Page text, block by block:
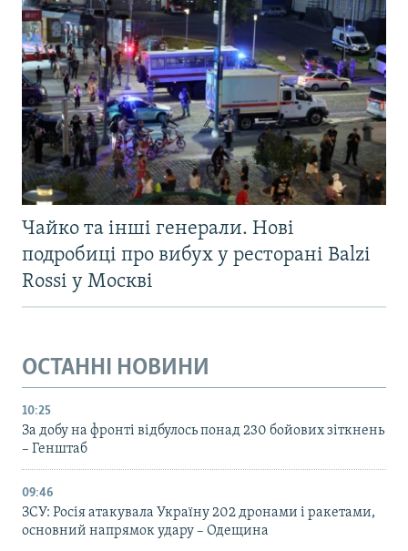
Чайко та інші генерали. Нові
подробиці про вибух у ресторані Balzi
Rossi у Москві
ОСТАННІ НОВИНИ
10:25
За добу на фронті відбулось понад 230 бойових зіткнень
– Генштаб
09:46
ЗСУ: Росія атакувала Україну 202 дронами і ракетами,
основний напрямок удару – Одещина